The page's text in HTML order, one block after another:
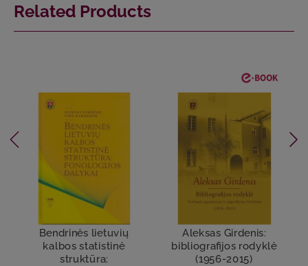
Related Products
Bendrinės lietuvių
kalbos statistinė
struktūra:
Aleksas Girdenis:
bibliografijos rodyklė
(1956-2015)